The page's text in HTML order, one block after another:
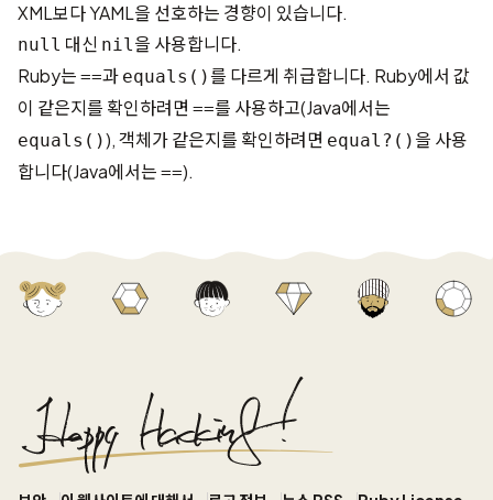
XML보다 YAML을 선호하는 경향이 있습니다.
null 대신 nil을 사용합니다.
Ruby는 ==과 equals()를 다르게 취급합니다. Ruby에서 값
이 같은지를 확인하려면 ==를 사용하고(Java에서는
equals()), 객체가 같은지를 확인하려면 equal?() 을 사용
합니다(Java에서는 ==).